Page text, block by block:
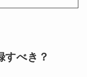
すべき？